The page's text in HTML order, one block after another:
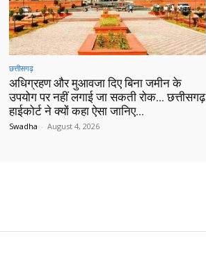
छत्तीसगढ़
अधिग्रहण और मुआवजा दिए बिना जमीन के
उपयोग पर नहीं लगाई जा सकती रोक… छत्तीसगढ़
हाईकोर्ट ने क्यों कहा ऐसा जानिए…
Swadha - August 4, 2026